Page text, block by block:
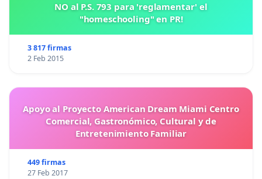
NO al P.S. 793 para 'reglamentar' el
"homeschooling" en PR!
3 817 firmas
2 Feb 2015
Apoyo al Proyecto American Dream Miami Centro
Comercial, Gastronómico, Cultural y de
Entretenimiento Familiar
449 firmas
27 Feb 2017